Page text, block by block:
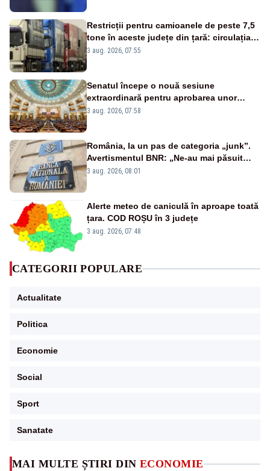
MAI MULTE ȘTIRI DIN ECONOMIE
Restricții pentru camioanele de peste 7,5
tone în aceste județe din țară: circulația
este interzisă luni, între orele 12:00 și
3 aug. 2026, 07:55
Senatul începe o nouă sesiune
extraordinară pentru aprobarea unor
jaloane din PNRR
3 aug. 2026, 07:58
România, la un pas de categoria „junk”.
Avertismentul BNR: „Ne-au mai păsuit
pentru câteva luni”
3 aug. 2026, 08:01
Alerte meteo de caniculă în aproape toată
țara. COD ROȘU în 3 județe
3 aug. 2026, 07:48
CATEGORII POPULARE
Actualitate
Politica
Economie
Social
Sport
Sanatate